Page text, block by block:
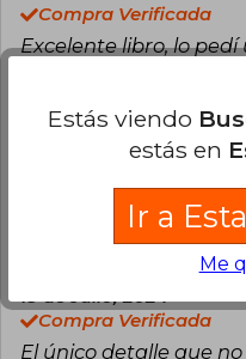
Compra Verificada
Excelente libro, lo
dorado, los cantos
recomiendo, muy
Esta opinión es
Edgar Adrian
Compra Verificada
El único detalle que
Estás viendo
estás en
Ir a
Me